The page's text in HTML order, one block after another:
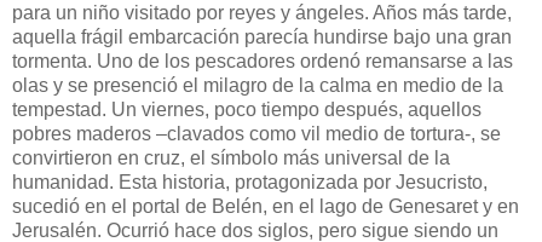
para un niño visitado por reyes y ángeles. Años más tarde,
aquella frágil embarcación parecía hundirse bajo una gran
tormenta. Uno de los pescadores ordenó remansarse a las
olas y se presenció el milagro de la calma en medio de la
tempestad. Un viernes, poco tiempo después, aquellos
pobres maderos –clavados como vil medio de tortura-, se
convirtieron en cruz, el símbolo más universal de la
humanidad. Esta historia, protagonizada por Jesucristo,
sucedió en el portal de Belén, en el lago de Genesaret y en
Jerusalén. Ocurrió hace dos siglos, pero sigue siendo un